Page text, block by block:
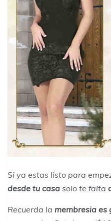
Si ya estas listo para
desde tu casa solo te falta
Recuerda la membresia es